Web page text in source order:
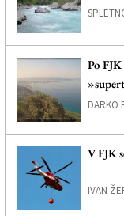
Po
DARKO
V FJK
IVAN